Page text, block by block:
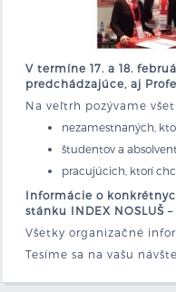
V termíne 17. a 18.
predchádzajúce, aj
Na veľtrh pozývame
nezamestnaných,
študentov a
pracujúcich, ktorí
Informácie o
stánku INDEX NOSLUŠ
Všetky organizačné
Tesíme sa na vašu